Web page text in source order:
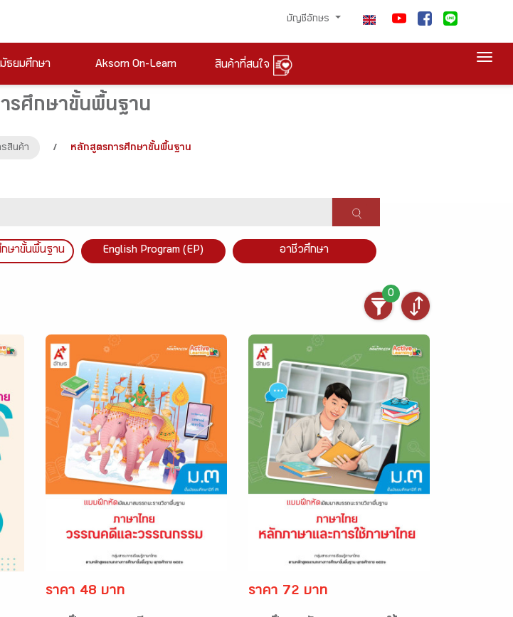
บัญชีอักษร
มัธยมศึกษา Aksorn On-Learn สินค้าที่สนใจ
รศึกษาขั้นพื้นฐาน
รสินค้า / หลักสูตรการศึกษาขั้นพื้นฐาน
ษาขั้นพื้นฐาน English Program (EP) อาชีวศึกษา
0
ราคา 48 บาท ราคา 72 บาท